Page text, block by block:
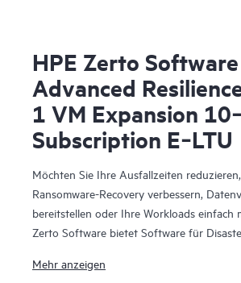
HPE Zerto Software
Advanced
1 VM Expansion
Subscription E‑LTU
Möchten Sie Ihre Ausfallzeiten
Ransomware-Recovery verbessern,
bereitstellen oder Ihre Workloads einfach
Zerto Software bietet Software für
und Cloud-Umgebungen. HPE Zerto
Mehr anzeigen